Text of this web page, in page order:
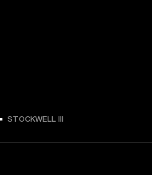
STOCKWELL III